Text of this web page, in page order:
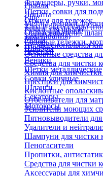
Флаундеры, ручки,
Щетки, совки для
Отжим для тележек
Ручки для швабр
Мопы
Швабры
Грабли
Лопаты
Метлы, веники,
Опрыскиватели,
Садовые тележки,
Черенки
Веники
Щетки металлические
Совки уличные
Шланги
Секаторы
Мотокосы
Еще
Тара и аксессуары
замачивания)
Профессиональная
Основные средства
Средства для чистки
Химия для химчистки
Преспреи для
Кислотные
Отбеливатели для
Усилители моющих
Пятновыводители
Удалители и
Шампуни для чистки
Пеногасители
Пропитки,
Средства для чистки
Аксессуары для